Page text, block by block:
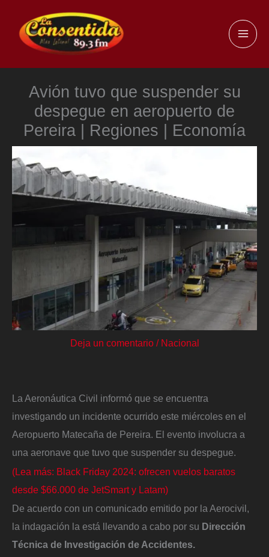
contenido
Avión tuvo que suspender su
despegue en aeropuerto de
Pereira | Regiones | Economía
Deja un comentario / Nacional
La Aeronáutica Civil informó que se encuentra
investigando un incidente ocurrido este miércoles en el
Aeropuerto Matecaña de Pereira. El evento involucra a
una aeronave que tuvo que suspender su despegue.
(Lea más: Black Friday 2024: ofrecen vuelos baratos
desde $66.000 de JetSmart y Latam)
De acuerdo con un comunicado emitido por la Aerocivil,
la indagación la está llevando a cabo por su Dirección
Técnica de Investigación de Accidentes.